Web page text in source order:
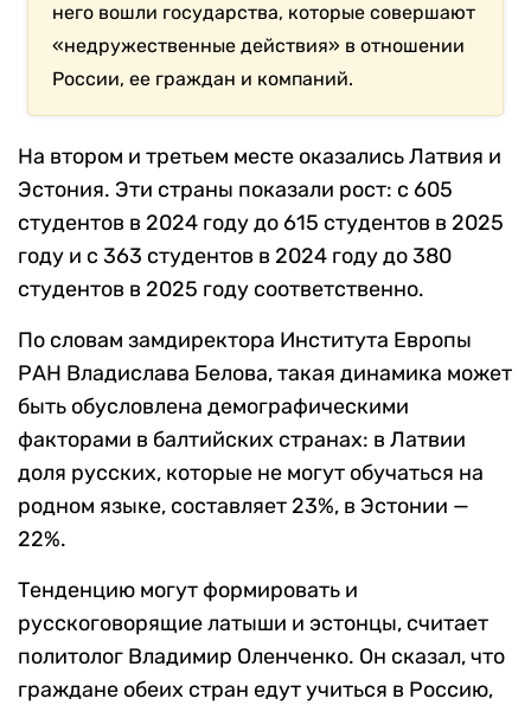
него вошли государства, которые совершают
«недружественные действия» в отношении
России, ее граждан и компаний.
На втором и третьем месте оказались Латвия и
Эстония. Эти страны показали рост: с 605
студентов в 2024 году до 615 студентов в 2025
году и с 363 студентов в 2024 году до 380
студентов в 2025 году соответственно.
По словам замдиректора Института Европы
РАН Владислава Белова, такая динамика может
быть обусловлена демографическими
факторами в балтийских странах: в Латвии
доля русских, которые не могут обучаться на
родном языке, составляет 23%, в Эстонии —
22%.
Тенденцию могут формировать и
русскоговорящие латыши и эстонцы, считает
политолог Владимир Оленченко. Он сказал, что
граждане обеих стран едут учиться в Россию,